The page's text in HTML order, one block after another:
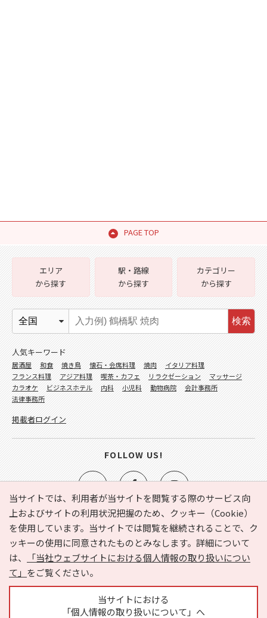
PAGE TOP
当サイトでは、利用者が当サイトを閲覧する際のサービス向
上およびサイトの利用状況把握のため、クッキー（Cookie）
を使用しています。当サイトでは閲覧を継続されることで、ク
ッキーの使用に同意されたものとみなします。詳細について
は、
「当社ウェブサイトにおける個人情報の取り扱いについ
て」 をご覧ください。
当サイトにおける
「個人情報の取り扱いについて」へ
e-NAVITA（イーナビタ）とは？ お気に入り
ヘルプ
利用規約
個人情報の取り扱いについて
運営会社
サイトマップ
広告掲載に関するお問い合わせ
エリア
から探す
駅・路線
から探す
カテゴリー
から探す
検索
人気キーワード
居酒屋 和食 焼き鳥 懐石・会席料理 焼肉
イタリア料理
フランス料理
アジア料理 喫茶・カフェ リラクゼーション
マッサージ
カラオケ
ビジネスホテル 内科 小児科 動物病院
会計事務所
法律事務所
掲載者ログイン
FOLLOW US!